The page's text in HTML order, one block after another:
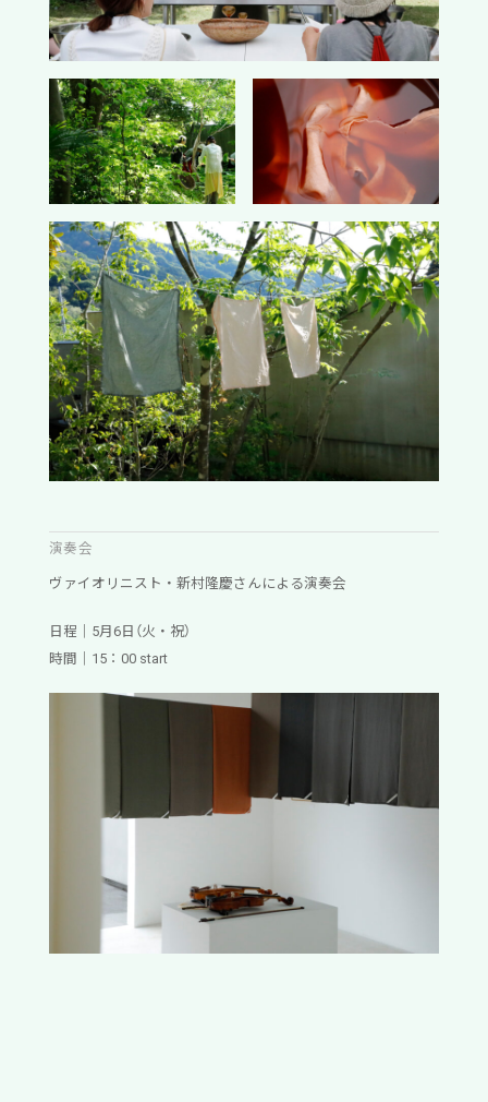
演奏会
ヴァイオリニスト・新村隆慶さんによる演奏会
日程｜5月6日（火・祝）
時間｜15：00 start